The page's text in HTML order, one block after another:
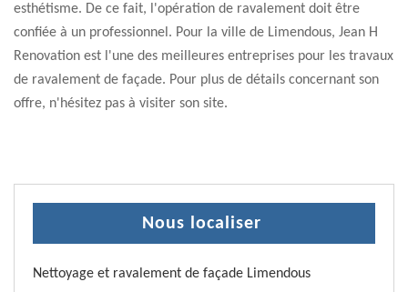
esthétisme. De ce fait, l'opération de ravalement doit être
confiée à un professionnel. Pour la ville de Limendous, Jean H
Renovation est l'une des meilleures entreprises pour les travaux
de ravalement de façade. Pour plus de détails concernant son
offre, n'hésitez pas à visiter son site.
Nous localiser
Nettoyage et ravalement de façade Limendous